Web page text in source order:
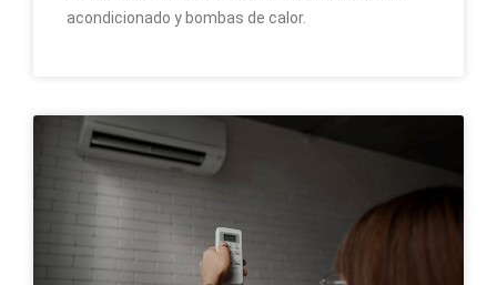
acondicionado y bombas de calor.